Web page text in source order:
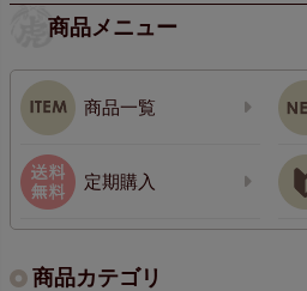
商品メニュー
商品一覧
定期購入
商品カテゴリ